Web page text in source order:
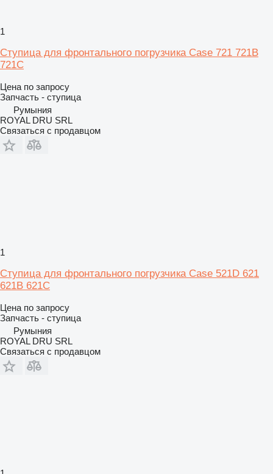
1
Ступица для фронтального погрузчика Case 721 721B
721C
Цена по запросу
Запчасть - ступица
Румыния
ROYAL DRU SRL
Связаться с продавцом
1
Ступица для фронтального погрузчика Case 521D 621
621B 621C
Цена по запросу
Запчасть - ступица
Румыния
ROYAL DRU SRL
Связаться с продавцом